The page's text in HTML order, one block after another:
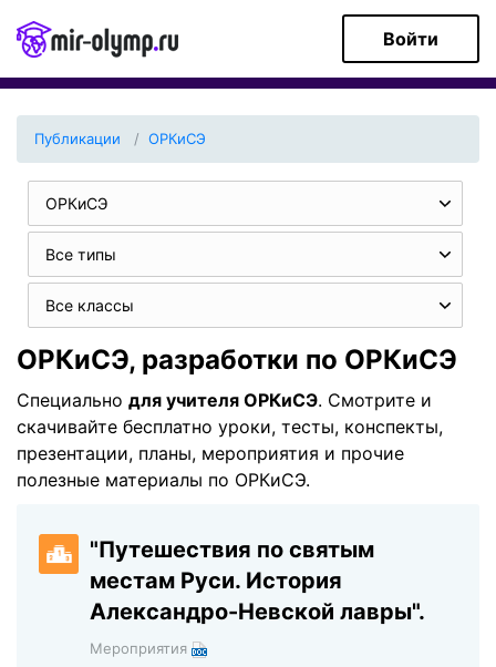
Войти
Публикации ОРКиСЭ
ОРКиСЭ
Все типы
Все классы
ОРКиСЭ, разработки по ОРКиСЭ
Специально для учителя ОРКиСЭ. Смотрите и
скачивайте бесплатно уроки, тесты, конспекты,
презентации, планы, мероприятия и прочие
полезные материалы по ОРКиСЭ.
"Путешествия по святым
местам Руси. История
Александро-Невской лавры".
Мероприятия